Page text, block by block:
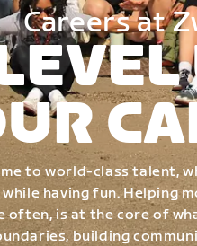
Careers at
to world-class talent,
having fun. Helping
often, is at the core of
building